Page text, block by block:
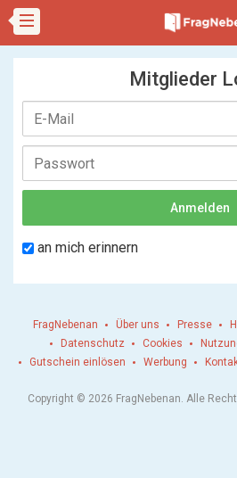
Mitglieder
an mich erinnern
FragNebenan Über uns Presse
Datenschutz
Cookies
Gutschein einlösen
Werbung
Copyright © 2026 FragNebenan. Alle